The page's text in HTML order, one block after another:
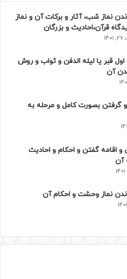
نماز شب، آثار و برکات آن و نماز
قرآن،احادیث و بزرگان
قبر یا لیله الدفن و ثواب و روش
آن
گرفتن بصورت کامل و مرحله به
و اقامه گفتن و احکام و احادیث
آن
نماز وحشت و احکام آن